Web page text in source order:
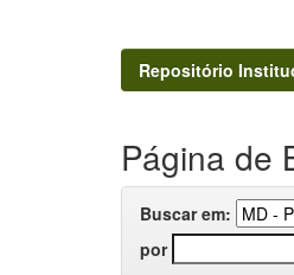
Repositório
Página de
Buscar em:
por